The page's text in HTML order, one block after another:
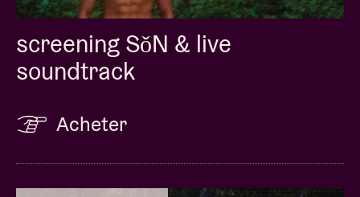
screening SǒN & live
soundtrack
Acheter